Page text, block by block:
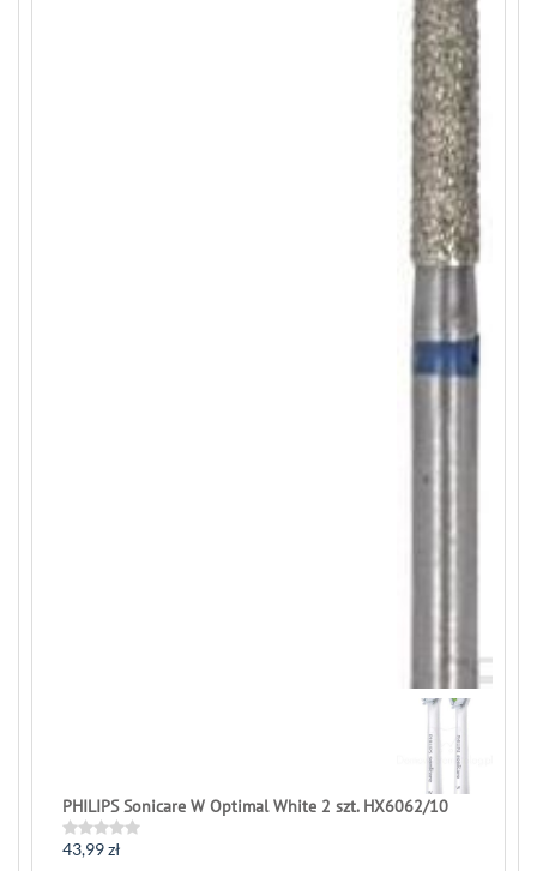
PHILIPS Sonicare W Optimal White 2 szt. HX6062/10
Rated
43,99zł